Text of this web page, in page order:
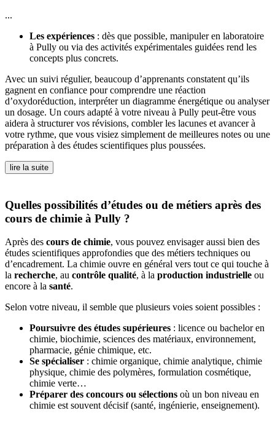
...
Les expériences : dès que possible, manipuler en laboratoire
à Pully ou via des activités expérimentales guidées rend les
concepts plus concrets.
Avec un suivi régulier, beaucoup d’apprenants constatent qu’ils
gagnent en confiance pour comprendre une réaction
d’oxydoréduction, interpréter un diagramme énergétique ou analyser
un dosage. Un cours adapté à votre niveau à Pully peut-être vous
aidera à structurer vos révisions, combler les lacunes et avancer à
votre rythme, que vous visiez simplement de meilleures notes ou une
préparation à des études scientifiques plus poussées.
lire la suite
Quelles possibilités d’études ou de métiers après des
cours de chimie à Pully ?
Après des cours de chimie, vous pouvez envisager aussi bien des
études scientifiques approfondies que des métiers techniques ou
d’encadrement. La chimie ouvre en général vers tout ce qui touche à
la recherche, au contrôle qualité, à la production industrielle ou
encore à la santé.
Selon votre niveau, il semble que plusieurs voies soient possibles :
Poursuivre des études supérieures : licence ou bachelor en
chimie, biochimie, sciences des matériaux, environnement,
pharmacie, génie chimique, etc.
Se spécialiser : chimie organique, chimie analytique, chimie
physique, chimie des polymères, formulation cosmétique,
chimie verte…
Préparer des concours ou sélections où un bon niveau en
chimie est souvent décisif (santé, ingénierie, enseignement).